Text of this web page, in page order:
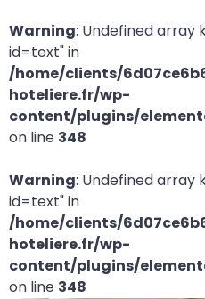
Warning: Undefined array
id=text" in
/home/clients/
hoteliere.fr/wp-
content/plugins/
on line 348
Warning: Undefined array
id=text" in
/home/clients/
hoteliere.fr/wp-
content/plugins/
on line 348